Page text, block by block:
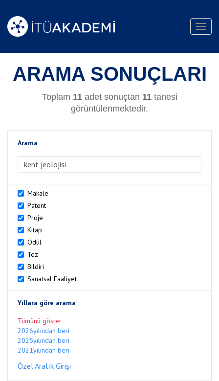
ARAMA SONUÇLARI
Toplam 11adet sonuçtan 11tanesi
görüntülenmektedir.
Arama
Makale
Patent
Proje
Kitap
Ödül
Tez
Bildiri
Sanatsal Faaliyet
Yıllara göre arama
Tümünü göster
2026yılından beri
2025yılından beri
2021yılından beri
Özel Aralık Girişi